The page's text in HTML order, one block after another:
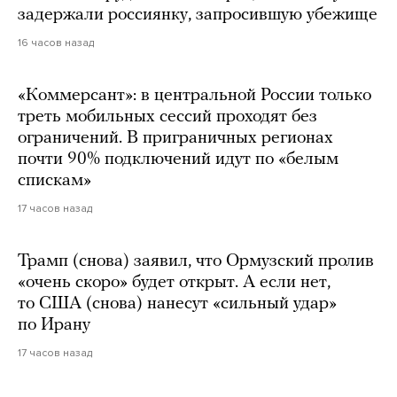
задержали россиянку, запросившую убежище
16 часов назад
«Коммерсант»: в центральной России только
треть мобильных сессий проходят без
ограничений. В приграничных регионах
почти 90% подключений идут по «белым
спискам»
17 часов назад
Трамп (снова) заявил, что Ормузский пролив
«очень скоро» будет открыт. А если нет,
то США (снова) нанесут «сильный удар»
по Ирану
17 часов назад